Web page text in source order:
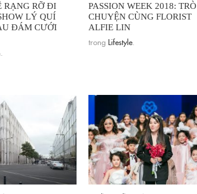
RẠNG RỠ ĐI
LÝ QUÍ
ĐÁM CƯỚI
PASSION WEEK 2018: TRÒ
CHUYỆN CÙNG FLORIST
ALFIE LIN
trong Lifestyle.